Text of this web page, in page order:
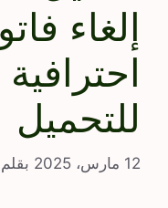
إلغاء
للتحميل
12 مارس، 2025 بقلم